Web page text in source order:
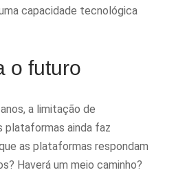
capacidade tecnológica
o futuro
a limitação de
plataformas ainda faz
as plataformas respondam
Haverá um meio caminho?